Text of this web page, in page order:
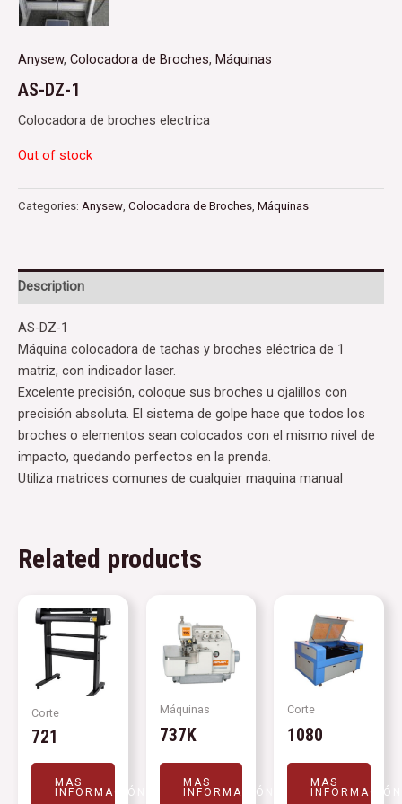
Anysew, Colocadora de Broches, Máquinas
AS-DZ-1
Colocadora de broches electrica
Out of stock
Categories: Anysew Colocadora de Broches Máquinas
Description
AS-DZ-1
Máquina colocadora de tachas y broches eléctrica de 1
matriz, con indicador laser.
Excelente precisión, coloque sus broches u ojalillos con
precisión absoluta. El sistema de golpe hace que todos los
broches o elementos sean colocados con el mismo nivel de
impacto, quedando perfectos en la prenda.
Utiliza matrices comunes de cualquier maquina manual
Related products
Corte
721
MAS
INFORMACIÓN
Máquinas
737K
MAS
INFORMACIÓN
Corte
1080
MAS
INFORMACIÓN